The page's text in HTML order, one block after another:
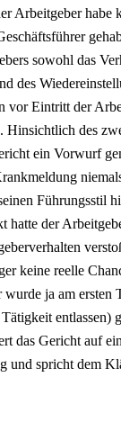
Arbeitgeber habe
sowohl das
des
vor Eintritt der
Hinsichtlich des
ein Vorwurf
Führungsstil
hatte der
keine reelle
ja am ersten
entlassen)
das Gericht auf
und spricht dem